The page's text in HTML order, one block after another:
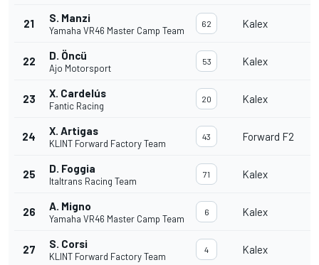
21 S. Manzi
Yamaha VR46 Master Camp Team
62 Kalex
22 D. Öncü
Ajo Motorsport
53 Kalex
23 X. Cardelús
Fantic Racing
20 Kalex
24 X. Artigas
KLINT Forward Factory Team
43 Forward F2
25 D. Foggia
Italtrans Racing Team
71 Kalex
26 A. Migno
Yamaha VR46 Master Camp Team
6 Kalex
27 S. Corsi
KLINT Forward Factory Team
4 Kalex